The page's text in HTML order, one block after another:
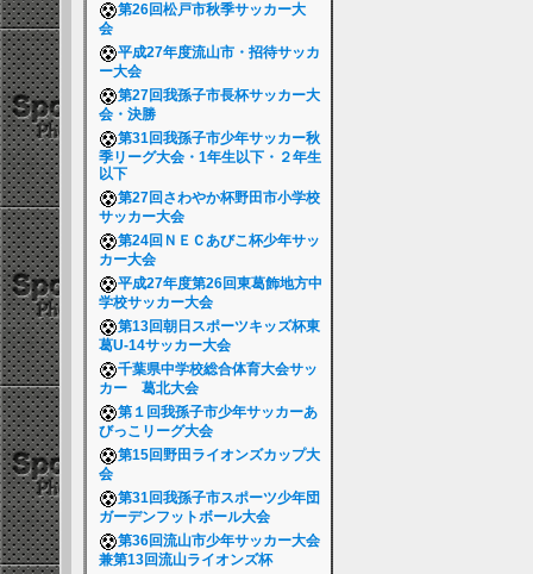
第26回松戸市秋季サッカー大
会
平成27年度流山市・招待サッカ
ー大会
第27回我孫子市長杯サッカー大
会・決勝
第31回我孫子市少年サッカー秋
季リーグ大会・1年生以下・２年生
以下
第27回さわやか杯野田市小学校
サッカー大会
第24回ＮＥＣあびこ杯少年サッ
カー大会
平成27年度第26回東葛飾地方中
学校サッカー大会
第13回朝日スポーツキッズ杯東
葛U-14サッカー大会
千葉県中学校総合体育大会サッ
カー 葛北大会
第１回我孫子市少年サッカーあ
びっこリーグ大会
第15回野田ライオンズカップ大
会
第31回我孫子市スポーツ少年団
ガーデンフットボール大会
第36回流山市少年サッカー大会
兼第13回流山ライオンズ杯